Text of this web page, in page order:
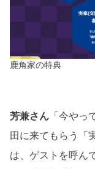
鹿角家の特典
芳兼さん 「今やっ
田に来てもらう「
は、ゲストを呼ん